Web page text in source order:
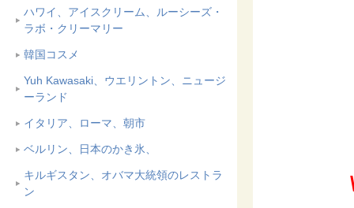
ハワイ、アイスクリーム、ルーシーズ・
ラボ・クリーマリー
韓国コスメ
Yuh Kawasaki、ウエリントン、ニュージ
ーランド
イタリア、ローマ、朝市
ベルリン、日本のかき氷、
キルギスタン、オバマ大統領のレストラ
ン